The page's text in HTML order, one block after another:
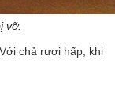
vỡ.
chả rươi hấp, khi